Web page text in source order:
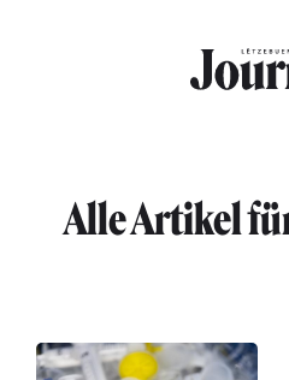
Alle Artikel